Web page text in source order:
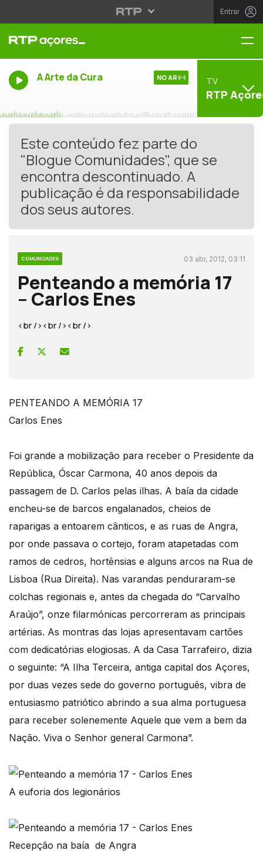
Entrar
A Arte da Cura NO AR TV
RTP
Este conteúdo fez parte do
"Blogue Comunidades", que se
encontra descontinuado. A
publicação é da responsabilidade
dos seus autores.
COMUNIDADES 03 abr, 2012, 03:11
Penteando a memória 17
– Carlos Enes
<br /><br /><br />
PENTEANDO A MEMÓRIA 17
Carlos Enes
Foi grande a mobilização para receber o Presidente da
República, Óscar Carmona, 40 anos depois da
passagem de D. Carlos pelas ilhas. A baía da cidade
encheu-se de barcos engalanados, cheios de
raparigas a entoarem cânticos, e as ruas de Angra,
por onde passava o cortejo, foram atapetadas com
ramos de cedros, hortênsias e alguns arcos na Rua de
Lisboa (Rua Direita). Nas varandas penduraram-se
colchas regionais e, antes da chegada do “Carvalho
Araújo”, onze filarmónicas percorreram as principais
artérias. As montras das lojas apresentavam cartões
com dedicatórias elogiosas. A da Casa Tarrafeiro, dizia
o seguinte: “A Ilha Terceira, antiga capital dos Açores,
por duas vezes sede do governo português, vibra de
entusiasmo patriótico abrindo a sua alma portuguesa
para receber solenemente Aquele que vem a bem da
Nação. Viva o Senhor general Carmona”.
A euforia dos legionários
Recepção na baía de Angra